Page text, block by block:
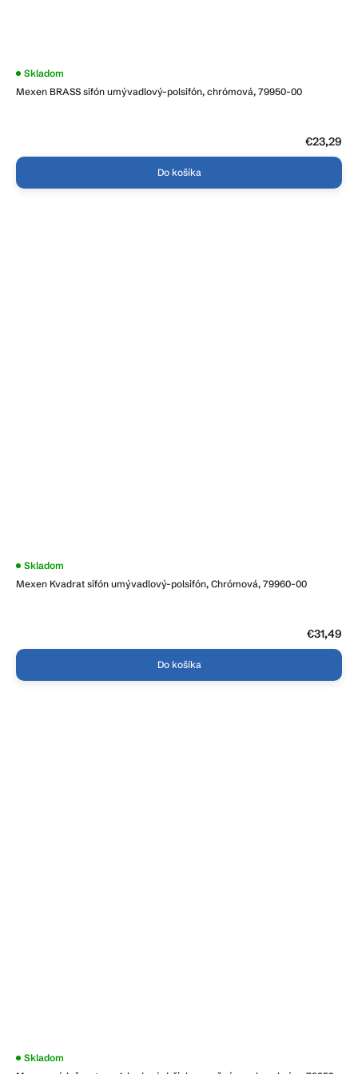
Mexen BRASS sifón umývadlový-polsifón, chrómová, 79950-00
Skladom
€23,29
Do košíka
Mexen Kvadrat sifón umývadlový-polsifón, Chrómová, 79960-00
Skladom
€31,49
Do košíka
Skladom